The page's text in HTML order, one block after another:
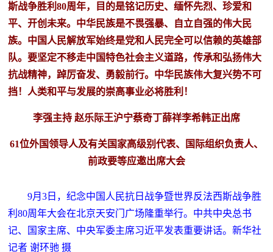
斯战争胜利80周年，目的是铭记历史、缅怀先烈、珍爱和
平、开创未来。中华民族是不畏强暴、自立自强的伟大民
族。中国人民解放军始终是党和人民完全可以信赖的英雄部
队。要坚定不移走中国特色社会主义道路，传承和弘扬伟大
抗战精神，踔厉奋发、勇毅前行。中华民族伟大复兴势不可
挡！人类和平与发展的崇高事业必将胜利！
李强主持 赵乐际王沪宁蔡奇丁薛祥李希韩正出席
61位外国领导人及有关国家高级别代表、国际组织负责人、
前政要等应邀出席大会
9月3日，纪念中国人民抗日战争暨世界反法西斯战争胜
利80周年大会在北京天安门广场隆重举行。中共中央总书
记、国家主席、中央军委主席习近平发表重要讲话。新华社
记者 谢环驰 摄